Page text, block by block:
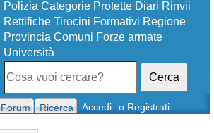
Polizia Categorie Protette Diari Rinvii
Rettifiche Tirocini Formativi Regione
Provincia Comuni Forze armate
Università
Cerca
Forum Ricerca Accedi o Registrati